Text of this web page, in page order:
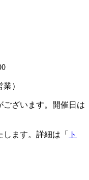
）
ざいます。開催日は
ます。詳細は「
ト